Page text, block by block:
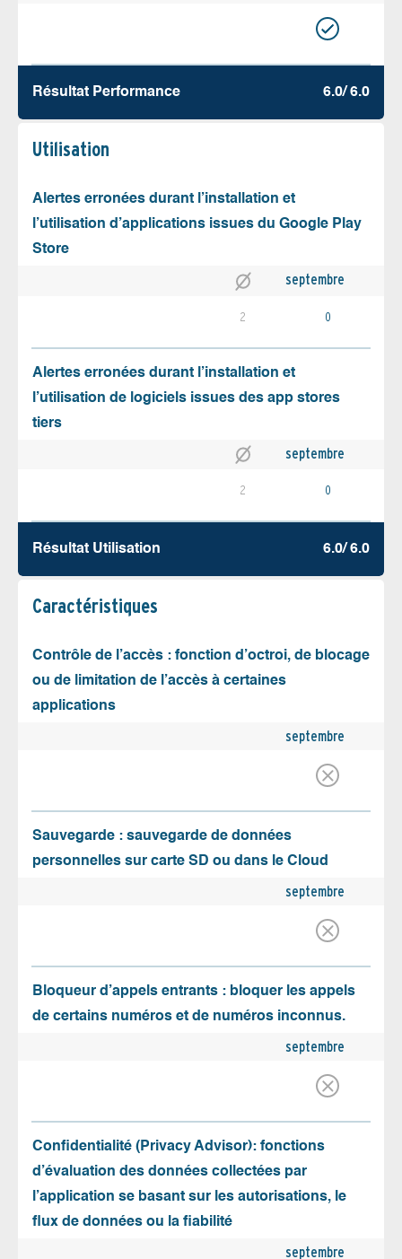
Résultat Performance 6.0/ 6.0
Utilisation
Alertes erronées durant l’installation et
l’utilisation d’applications issues du Google Play
Store
septembre
2 0
Alertes erronées durant l’installation et
l’utilisation de logiciels issues des app stores
tiers
septembre
2 0
Résultat Utilisation 6.0/ 6.0
Caractéristiques
Contrôle de l’accès : fonction d’octroi, de blocage
ou de limitation de l’accès à certaines
applications
septembre
Sauvegarde : sauvegarde de données
personnelles sur carte SD ou dans le Cloud
septembre
Bloqueur d’appels entrants : bloquer les appels
de certains numéros et de numéros inconnus.
septembre
Confidentialité (Privacy Advisor): fonctions
d’évaluation des données collectées par
l’application se basant sur les autorisations, le
flux de données ou la fiabilité
septembre